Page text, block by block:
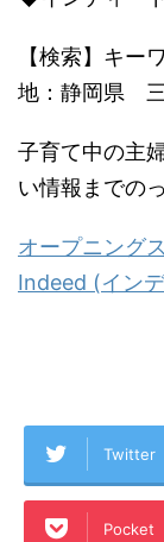
【検索】キー
地：静岡県
子育て中の主
い情報までの
オープニング
Indeed (イン
Twitter
Pocket